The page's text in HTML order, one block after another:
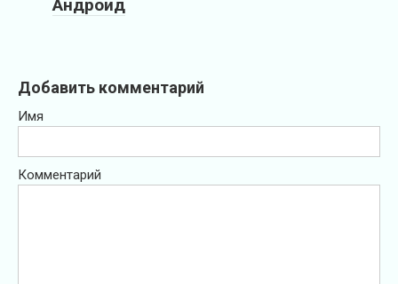
Андроид
Добавить комментарий
Имя
Комментарий